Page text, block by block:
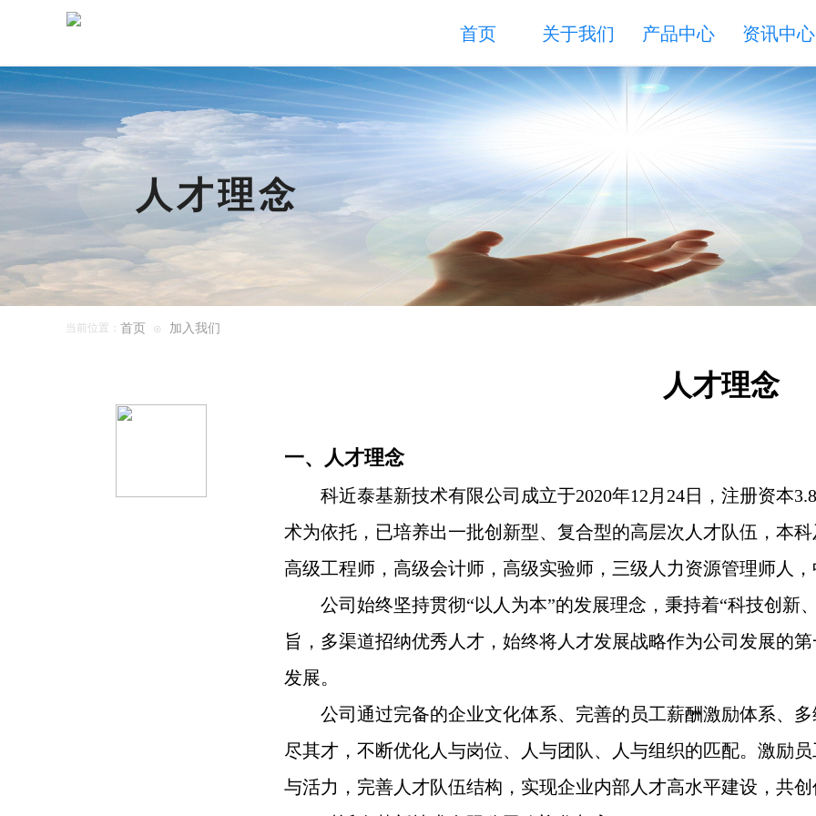
首页 关于我们 产品中心 资讯中心
人才理念
当前位置： 首页 ⊙ 加入我们
人才理念
一、人才理念
科近泰基新技术有限公司成立于2020年12月24日，注册资本
术为依托，已培养出一批创新型、复合型的高层次人才队伍，本
高级工程师，高级会计师，高级实验师，三级人力资源管理师人
公司始终坚持贯彻“以人为本”的发展理念，秉持着“科技创新
旨，多渠道招纳优秀人才，始终将人才发展战略作为公司发展的
发展。
公司通过完备的企业文化体系、完善的员工薪酬激励体系、
尽其才，不断优化人与岗位、人与团队、人与组织的匹配。激励
与活力，完善人才队伍结构，实现企业内部人才高水平建设，共